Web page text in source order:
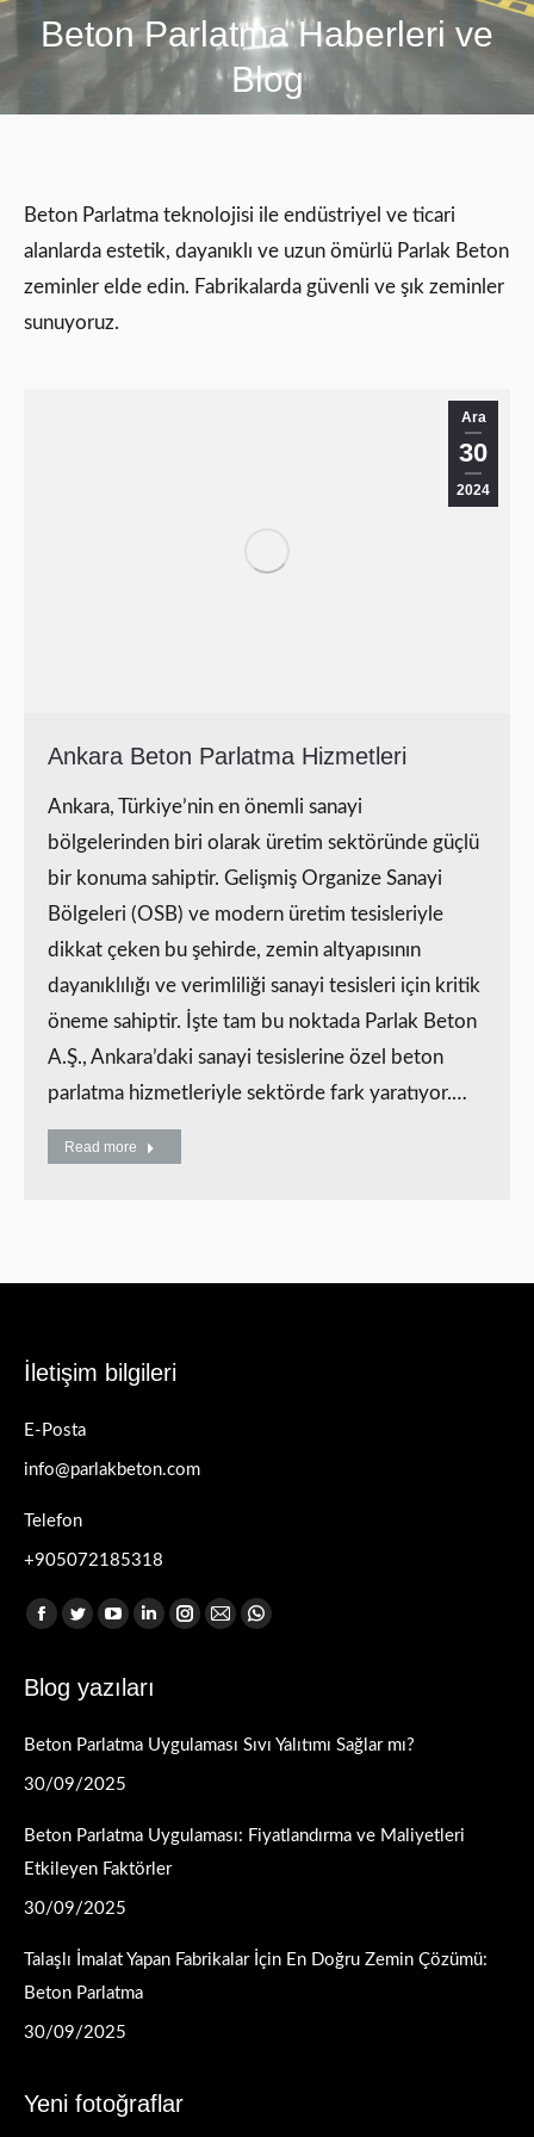
Beton Parlatma Haberleri ve
Blog
You are here:
Beton Parlatma teknolojisi ile endüstriyel ve ticari
alanlarda estetik, dayanıklı ve uzun ömürlü Parlak Beton
zeminler elde edin. Fabrikalarda güvenli ve şık zeminler
sunuyoruz.
Ara
30
2024
Ankara Beton Parlatma Hizmetleri
Ankara, Türkiye’nin en önemli sanayi
bölgelerinden biri olarak üretim sektöründe güçlü
bir konuma sahiptir. Gelişmiş Organize Sanayi
Bölgeleri (OSB) ve modern üretim tesisleriyle
dikkat çeken bu şehirde, zemin altyapısının
dayanıklılığı ve verimliliği sanayi tesisleri için kritik
öneme sahiptir. İşte tam bu noktada Parlak Beton
A.Ş., Ankara’daki sanayi tesislerine özel beton
parlatma hizmetleriyle sektörde fark yaratıyor.…
Read more
İletişim bilgileri
E-Posta
info@parlakbeton.com
Telefon
+905072185318
Find us on:
Facebook
opens
new
window
Twitter
opens
new
window
YouTube
opens
new
window
Linkedin
opens
new
Instagram
new
Mail
new
Whatsapp
new
Blog yazıları
Beton Parlatma Uygulaması Sıvı Yalıtımı Sağlar mı?
30/09/2025
Beton Parlatma Uygulaması: Fiyatlandırma ve Maliyetleri
Etkileyen Faktörler
30/09/2025
Talaşlı İmalat Yapan Fabrikalar İçin En Doğru Zemin Çözümü:
Beton Parlatma
30/09/2025
Yeni fotoğraflar